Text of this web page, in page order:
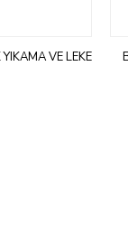
VE LEKE